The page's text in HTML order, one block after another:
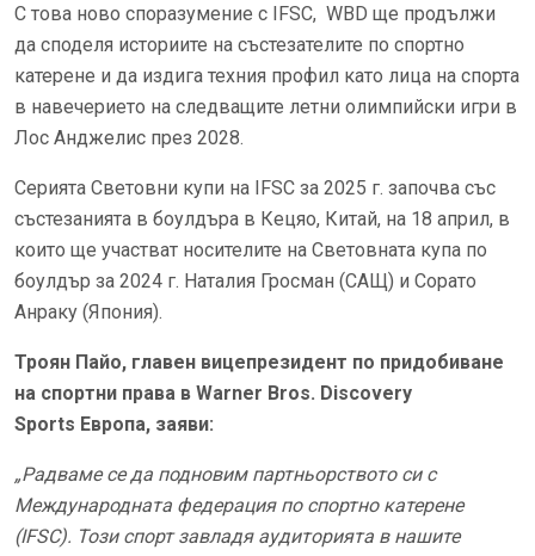
С това ново споразумение с IFSC, WBD ще продължи
да споделя историите на състезателите по спортно
катерене и да издига техния профил като лица на спорта
в навечерието на следващите летни олимпийски игри в
Лос Анджелис през 2028.
Серията Световни купи на IFSC за 2025 г. започва със
състезанията в боулдъра в Кецяо, Китай, на 18 април, в
които ще участват носителите на Световната купа по
боулдър за 2024 г. Наталия Гросман (САЩ) и Сорато
Анраку (Япония).
Троян Пайо, главен вицепрезидент по придобиване
на спортни права в Warner Bros. Discovery
Sports Европа, заяви:
„Радваме се да подновим партньорството си с
Международната федерация по спортно катерене
(IFSC). Този спорт завладя аудиторията в нашите